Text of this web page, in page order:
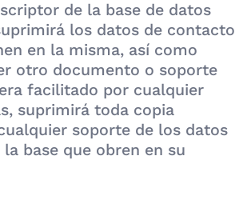
de la base de datos
los datos de contacto
en la misma, así como
otro documento o soporte
facilitado por cualquier
suprimirá toda copia
soporte de los datos
base que obren en su